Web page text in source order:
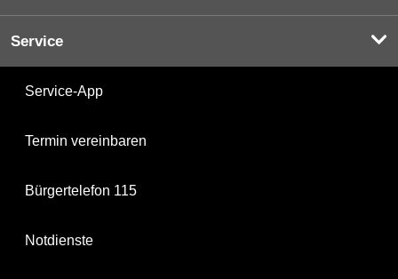
Service
Service-App
Termin vereinbaren
Bürgertelefon 115
Notdienste